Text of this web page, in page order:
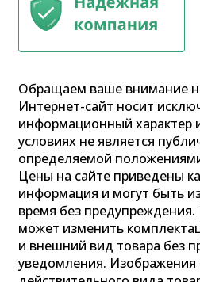
Обращаем ваше внимание
Интернет-сайт носит
информационный характер
условиях не является
определяемой
Цены на сайте приведены
информация и могут быть
время без
может изменить
и внешний вид товара без
уведомления. Изображения